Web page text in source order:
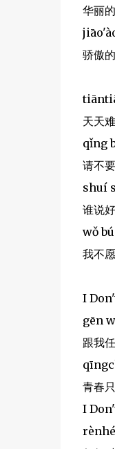
华丽
骄傲
天天
qǐng
请不
shuí
谁说
wǒ
我不
I
gēn
跟我
青春
I